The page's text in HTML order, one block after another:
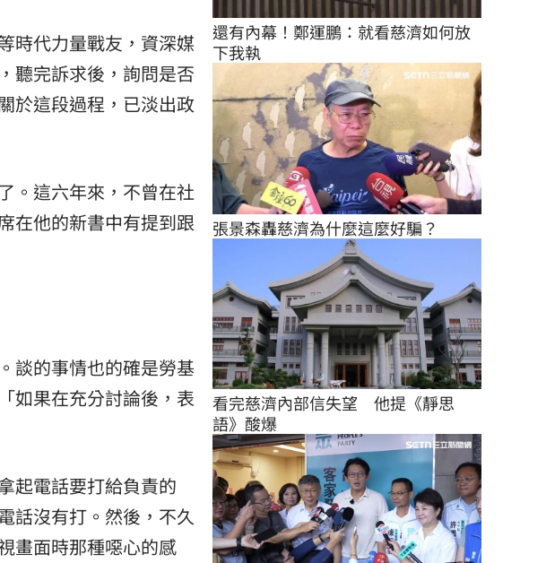
時代力量戰友，資深媒
，聽完訴求後，詢問是否
於這段過程，已淡出政
。這六年來，不曾在社
在他的新書中有提到跟
談的事情也的確是勞基
如果在充分討論後，表
起電話要打給負責的
話沒有打。然後，不久
畫面時那種噁心的感
還有內幕！鄭運鵬：就看慈濟如何放
下我執
張景森轟慈濟為什麼這麼好騙？
看完慈濟內部信失望　他提《靜思
語》酸爆